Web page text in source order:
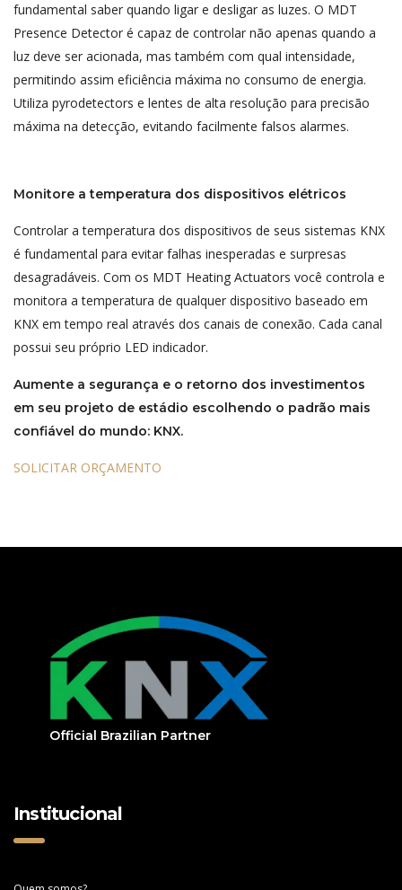
fundamental saber quando ligar e desligar as luzes. O MDT
Presence Detector é capaz de controlar não apenas quando a
luz deve ser acionada, mas também com qual intensidade,
permitindo assim eficiência máxima no consumo de energia.
Utiliza pyrodetectors e lentes de alta resolução para precisão
máxima na detecção, evitando facilmente falsos alarmes.
Monitore a temperatura dos dispositivos elétricos
Controlar a temperatura dos dispositivos de seus sistemas KNX
é fundamental para evitar falhas inesperadas e surpresas
desagradáveis. Com os MDT Heating Actuators você controla e
monitora a temperatura de qualquer dispositivo baseado em
KNX em tempo real através dos canais de conexão. Cada canal
possui seu próprio LED indicador.
Aumente a segurança e o retorno dos investimentos
em seu projeto de estádio escolhendo o padrão mais
confiável do mundo: KNX.
SOLICITAR ORÇAMENTO
Official Brazilian Partner
Institucional